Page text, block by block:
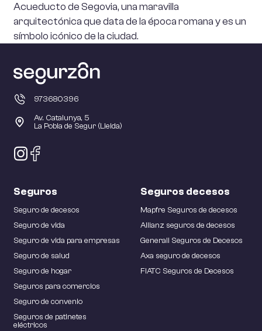
Acueducto de Segovia, una maravilla
arquitectónica que data de la época romana y es un
símbolo icónico de la ciudad.
973680396
Av. Catalunya, 5
La Pobla de Segur (Lleida)
Seguros
Seguro de decesos
Seguro de vida
Seguro de vida para empresas
Seguro de salud
Seguro de hogar
Seguros para comercios
Seguro de convenio
Seguros de patinetes
eléctricos
Seguros decesos
Mapfre Seguros de decesos
Allianz seguros de decesos
Generali Seguros de Decesos
Axa seguro de decesos
FIATC Seguros de Decesos